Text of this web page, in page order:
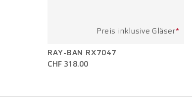
Preis inklusive Gläser*
RAY-BAN RX7047
CHF 318.00